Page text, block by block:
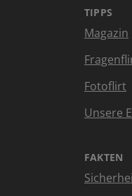
TIPPS
Magazin
Fotoflirt
Unsere
FAKTEN